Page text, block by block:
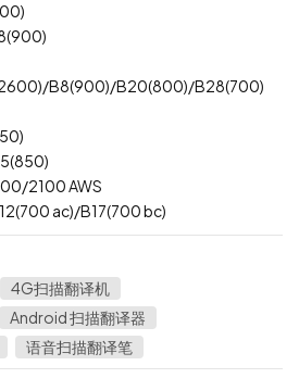
B8(900)/B20(800)/B28(700)
2100 AWS
ac)/B17(700 bc)
4G扫描翻译机
Android 扫描翻译器
语音扫描翻译笔